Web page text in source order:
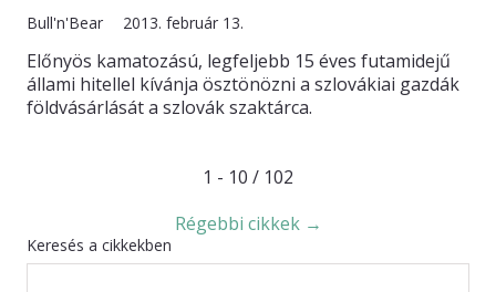
Bull'n'Bear 2013. február 13.
Előnyös kamatozású, legfeljebb 15 éves futamidejű
állami hitellel kívánja ösztönözni a szlovákiai gazdák
földvásárlását a szlovák szaktárca.
1 - 10 / 102
Régebbi cikkek →
Keresés a cikkekben